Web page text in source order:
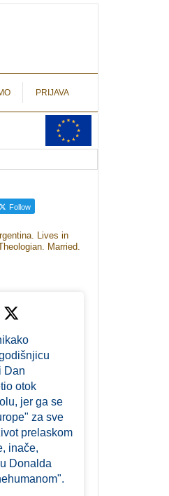
PRIJAVA
Follow
Lives in
Married.
Dan
otok
jer ga se
za sve
prelaskom
inače,
Donalda